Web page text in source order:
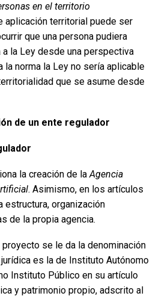
en el territorio
aplicación territorial puede ser
que una persona pudiera
la Ley desde una perspectiva
la norma la Ley no sería aplicable
que se asume desde
de un ente regulador
la creación de laAgencia
. Asimismo, en los artículos
estructura, organización
de la propia agencia.
proyecto se le da la denominación
es la de Instituto Autónomo
Instituto Público en su artículo
y patrimonio propio, adscrito al